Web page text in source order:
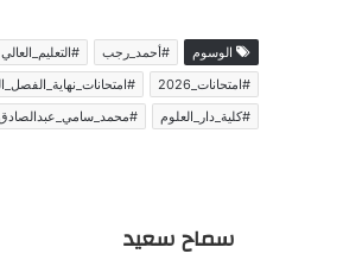
الوسوم #أحمد_رجب #التعليم_العالي
#امتحانات_2026
#كلية_دار_العلوم
سماح سعيد